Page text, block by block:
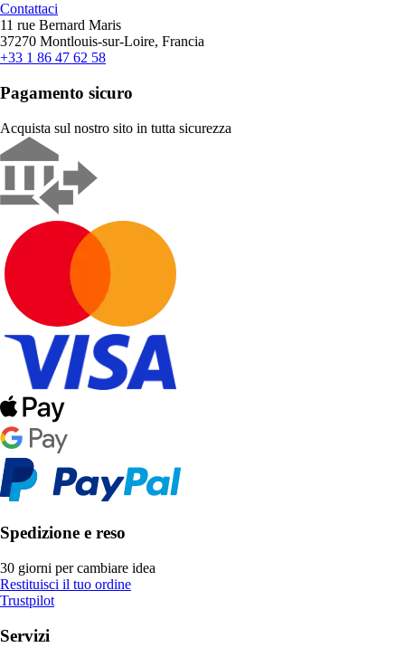
Contattaci
11 rue Bernard Maris
37270 Montlouis-sur-Loire, Francia
+33 1 86 47 62 58
Pagamento sicuro
Acquista sul nostro sito in tutta sicurezza
Spedizione e reso
30 giorni per cambiare idea
Restituisci il tuo ordine
Trustpilot
Servizi